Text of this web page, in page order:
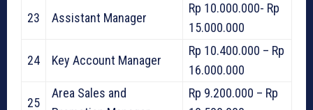
23 Assistant Manager
Rp 10.000.000- Rp
15.000.000
24 Key Account Manager
Rp 10.400.000 – Rp
16.000.000
25
Area Sales and
Rp 9.200.000 – Rp